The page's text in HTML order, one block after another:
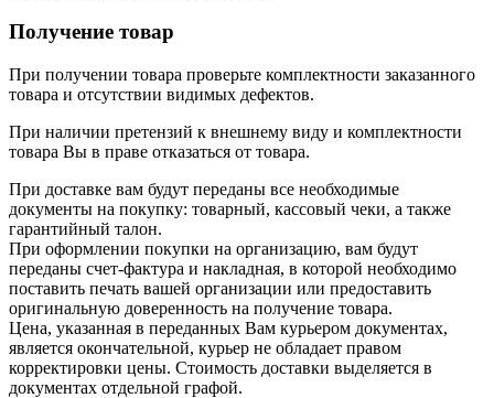
Получение товар
При получении товара проверьте комплектности заказанного
товара и отсутствии видимых дефектов.
При наличии претензий к внешнему виду и комплектности
товара Вы в праве отказаться от товара.
При доставке вам будут переданы все необходимые
документы на покупку: товарный, кассовый чеки, а также
гарантийный талон.
При оформлении покупки на организацию, вам будут
переданы счет-фактура и накладная, в которой необходимо
поставить печать вашей организации или предоставить
оригинальную доверенность на получение товара.
Цена, указанная в переданных Вам курьером документах,
является окончательной, курьер не обладает правом
корректировки цены. Стоимость доставки выделяется в
документах отдельной графой.